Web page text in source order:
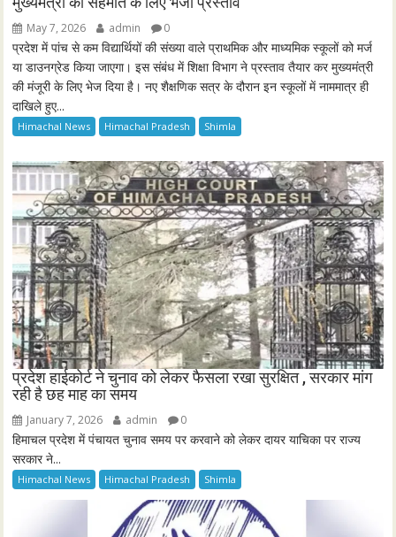
May 7, 2026 admin 0
प्रदेश में पांच से कम विद्यार्थियों की संख्या वाले प्राथमिक और माध्यमिक स्कूलों को मर्ज
या डाउनग्रेड किया जाएगा। इस संबंध में शिक्षा विभाग ने प्रस्ताव तैयार कर मुख्यमंत्री
की मंजूरी के लिए भेज दिया है। नए शैक्षणिक सत्र के दौरान इन स्कूलों में नाममात्र ही
दाखिले हुए...
Himachal News Himachal Pradesh Shimla
प्रदेश हाईकोर्ट ने चुनाव को लेकर फैसला रखा सुरक्षित , सरकार मांग
रही है छह माह का समय
January 7, 2026 admin 0
हिमाचल प्रदेश में पंचायत चुनाव समय पर करवाने को लेकर दायर याचिका पर राज्य
सरकार ने...
Himachal News Himachal Pradesh Shimla